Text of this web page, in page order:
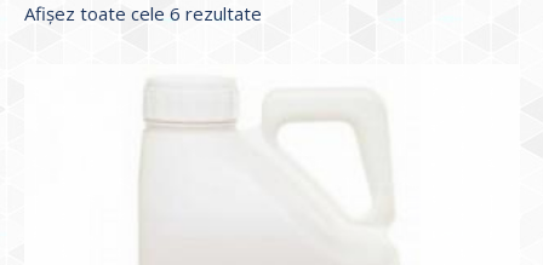
Afișez toate cele 6 rezultate
medie